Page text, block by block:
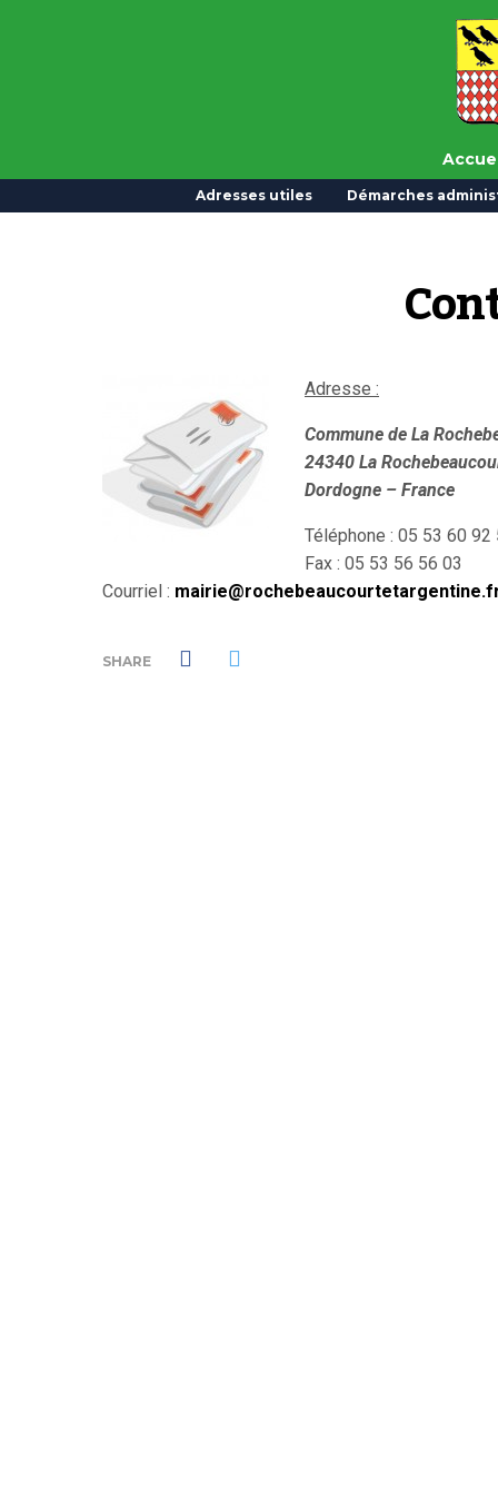
Adresses utiles Démarches
Adresse :
Commune de La
24340 La
Dordogne – France
Téléphone : 05 53 60 92
Fax : 05 53 56 56 03
Courriel :
SHARE